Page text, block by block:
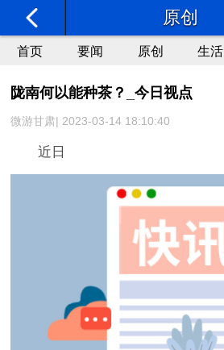
原创
首页 要闻 原创 生活
陇南何以能种茶？_今日视点
微游甘肃| 2023-03-14 18:10:40
近日